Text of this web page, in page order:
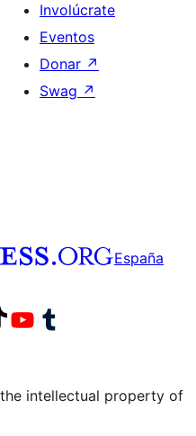
Involúcrate
Eventos
Donar ↗
Swag ↗
España
de LinkedIn
cuenta de TikTok
Visita nuestro canal de YouTube
Visita nuestra cuenta de Tumblr
intellectual property of